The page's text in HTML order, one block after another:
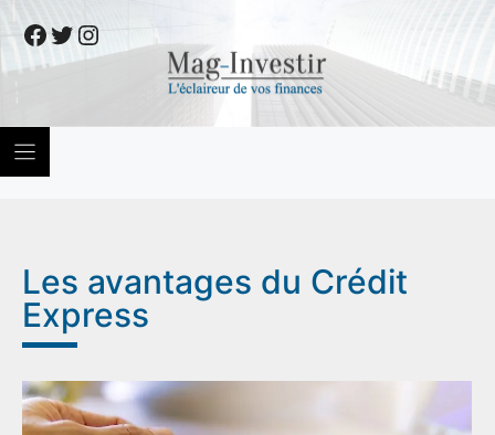
to
content
Facebook
Twitter
Instagram
Les avantages du Crédit
Express